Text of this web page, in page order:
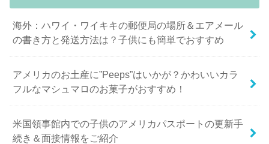
海外：ハワイ・ワイキキの郵便局の場所＆エアメール
の書き方と発送方法は？子供にも簡単でおすすめ
アメリカのお土産に”Peeps”はいかが？かわいいカラ
フルなマシュマロのお菓子がおすすめ！
米国領事館内での子供のアメリカパスポートの更新手
続き＆面接情報をご紹介